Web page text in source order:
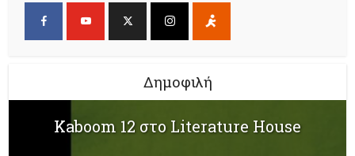
Δημοφιλή
Kaboom 12 στο Literature House